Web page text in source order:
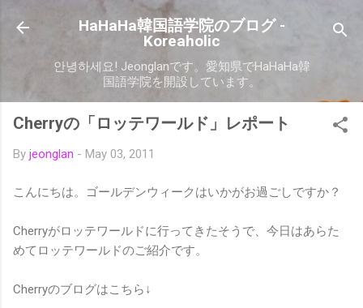
Skip to main content
HaHaHa韓国語学院のブログ -
Koreaholic
안녕하세요! Jeonglanです。愛知県でHaHaHa韓
国語学院を開設しています。
Cherryの「ロッテワールド」レポート
By jeonglan - May 03, 2011
こんにちは。ゴールデンウィークはいかがお過ごしですか？
Cherryがロッテワールドに行ってきたそうで、今日はあらた
めてロッテワールドのご紹介です。
Cherryのブログはこちら↓